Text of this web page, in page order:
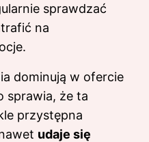
sprawdzać
na
dominują w ofercie
sprawia, że ta
przystępna
udaje się